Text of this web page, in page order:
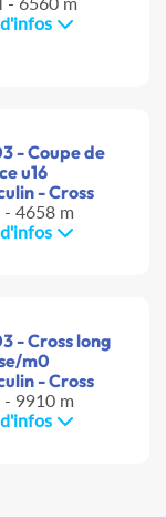
- Coupe de
u16
- Cross
4658 m
- Cross long
m0
- Cross
- 9910 m